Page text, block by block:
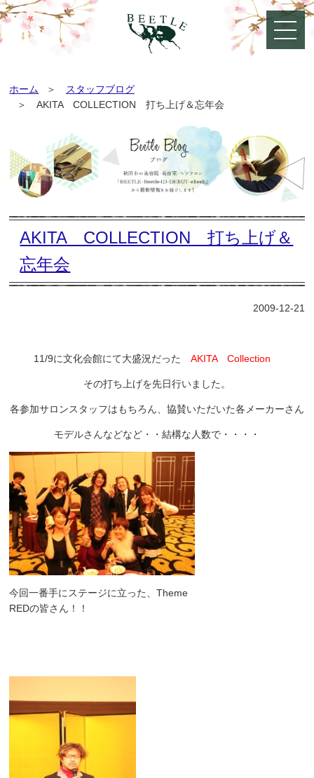
ホーム
スタッフブログ
AKITA COLLECTION 打ち上げ＆忘年会
AKITA COLLECTION 打ち上げ＆
忘年会
2009-12-21
11/9に文化会館にて大盛況だった AKITA Collection
その打ち上げを先日行いました。
各参加サロンスタッフはもちろん、協賛いただいた各メーカーさん
モデルさんなどなど・・結構な人数で・・・・
今回一番手にステージに立った、Theme
REDの皆さん！！